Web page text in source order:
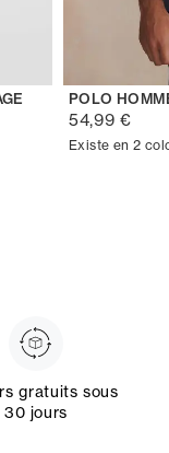
POLO
54,99 €
Existe en 2
gratuits sous
30 jours